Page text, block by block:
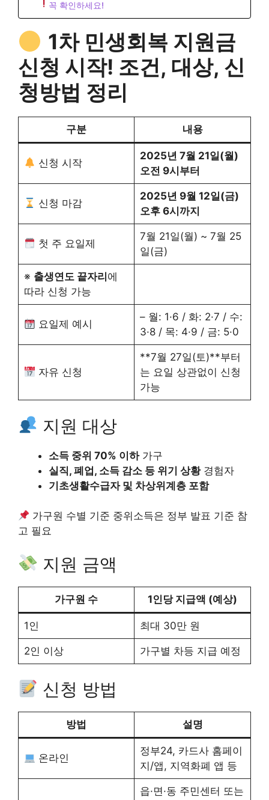
꼭 확인하세요!
1차 민생회복 지원금
신청 시작! 조건, 대상, 신
청방법 정리
구분 내용
신청 시작
2025년 7월 21일(월)
오전 9시부터
신청 마감
2025년 9월 12일(금)
오후 6시까지
첫 주 요일제
7월 21일(월) ~ 7월 25
일(금)
※ 출생연도 끝자리 에
따라 신청 가능
요일제 예시
– 월: 1·6 / 화: 2·7 / 수:
3·8 / 목: 4·9 / 금: 5·0
자유 신청
**7월 27일(토)**부터
는 요일 상관없이 신청
가능
지원 대상
소득 중위 70% 이하가구
실직, 폐업, 소득 감소 등 위기 상황경험자
기초생활수급자 및 차상위계층 포함
가구원 수별 기준 중위소득은 정부 발표 기준 참
고 필요
지원 금액
가구원 수 1인당 지급액 (예상)
1인 최대 30만 원
2인 이상 가구별 차등 지급 예정
신청 방법
방법 설명
온라인
정부24, 카드사 홈페이
지/앱, 지역화폐 앱 등
읍·면·동 주민센터 또는